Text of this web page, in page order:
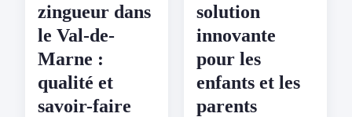
zingueur dans
le Val-de-
Marne :
qualité et
savoir-faire
solution
innovante
pour les
enfants et les
parents